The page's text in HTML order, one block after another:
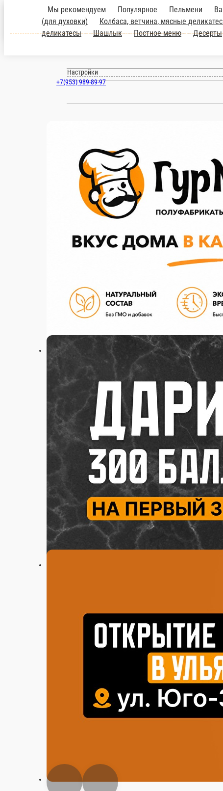
Настройки
+7(953) 989-89-97
Мы рекомендуем Популярное Пельмени
(для духовки)
Колбаса, ветчина, мясные
деликатесы
Шашлык Постное меню Десерты